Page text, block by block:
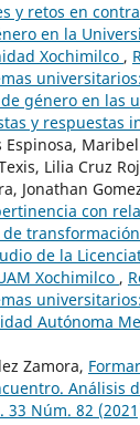
y retos en
en la
Xochimilco ,
género en las
y respuestas
Espinosa,
Lilia Cruz
Jonathan
con
de la
Xochimilco ,
Autónoma
Zamora,
Análisis
Núm. 82